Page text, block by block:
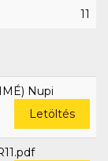
11
Nupi
Letöltés